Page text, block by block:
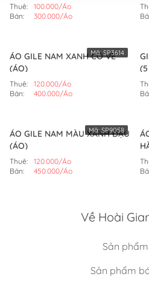
Thuê:
100.000/Áo
Bán:
300.000/Áo
ÁO GILE NAM XANH CÓ VE
(ÁO)
Thuê:
120.000/Áo
Bán:
400.000/Áo
Mã:SP3614
ÁO GILE NAM MÀU XANH ĐẬU
(ÁO)
Thuê:
120.000/Áo
Bán:
450.000/Áo
Mã:SP9058
Về Hoài
Sản
Sản phẩm